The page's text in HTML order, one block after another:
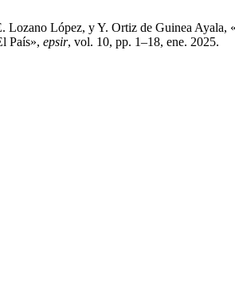
Lozano López, y Y. Ortiz de Guinea
País», epsir, vol. 10, pp. 1–18, ene. 2025.